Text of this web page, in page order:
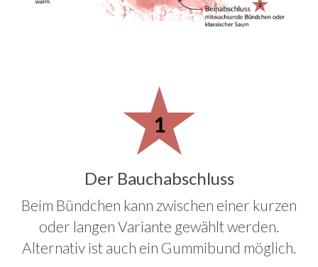
Der Bauchabschluss
Beim Bündchen kann zwischen einer kurzen
oder langen Variante gewählt werden.
Alternativ ist auch ein Gummibund möglich.